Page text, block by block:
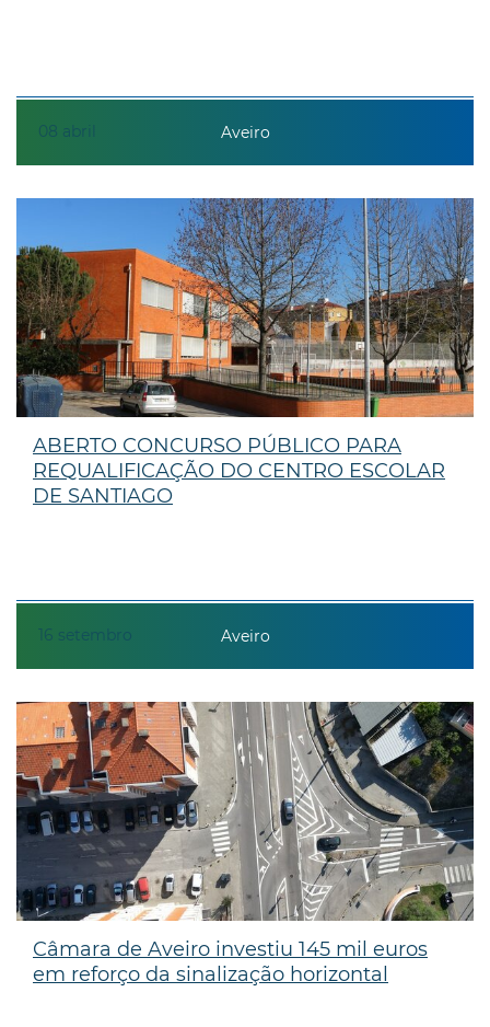
08 abril Aveiro
16 setembro
ABERTO CONCURSO PÚBLICO PARA
REQUALIFICAÇÃO DO CENTRO ESCOLAR
DE SANTIAGO
Aveiro
Câmara de Aveiro investiu 145 mil euros
em reforço da sinalização horizontal